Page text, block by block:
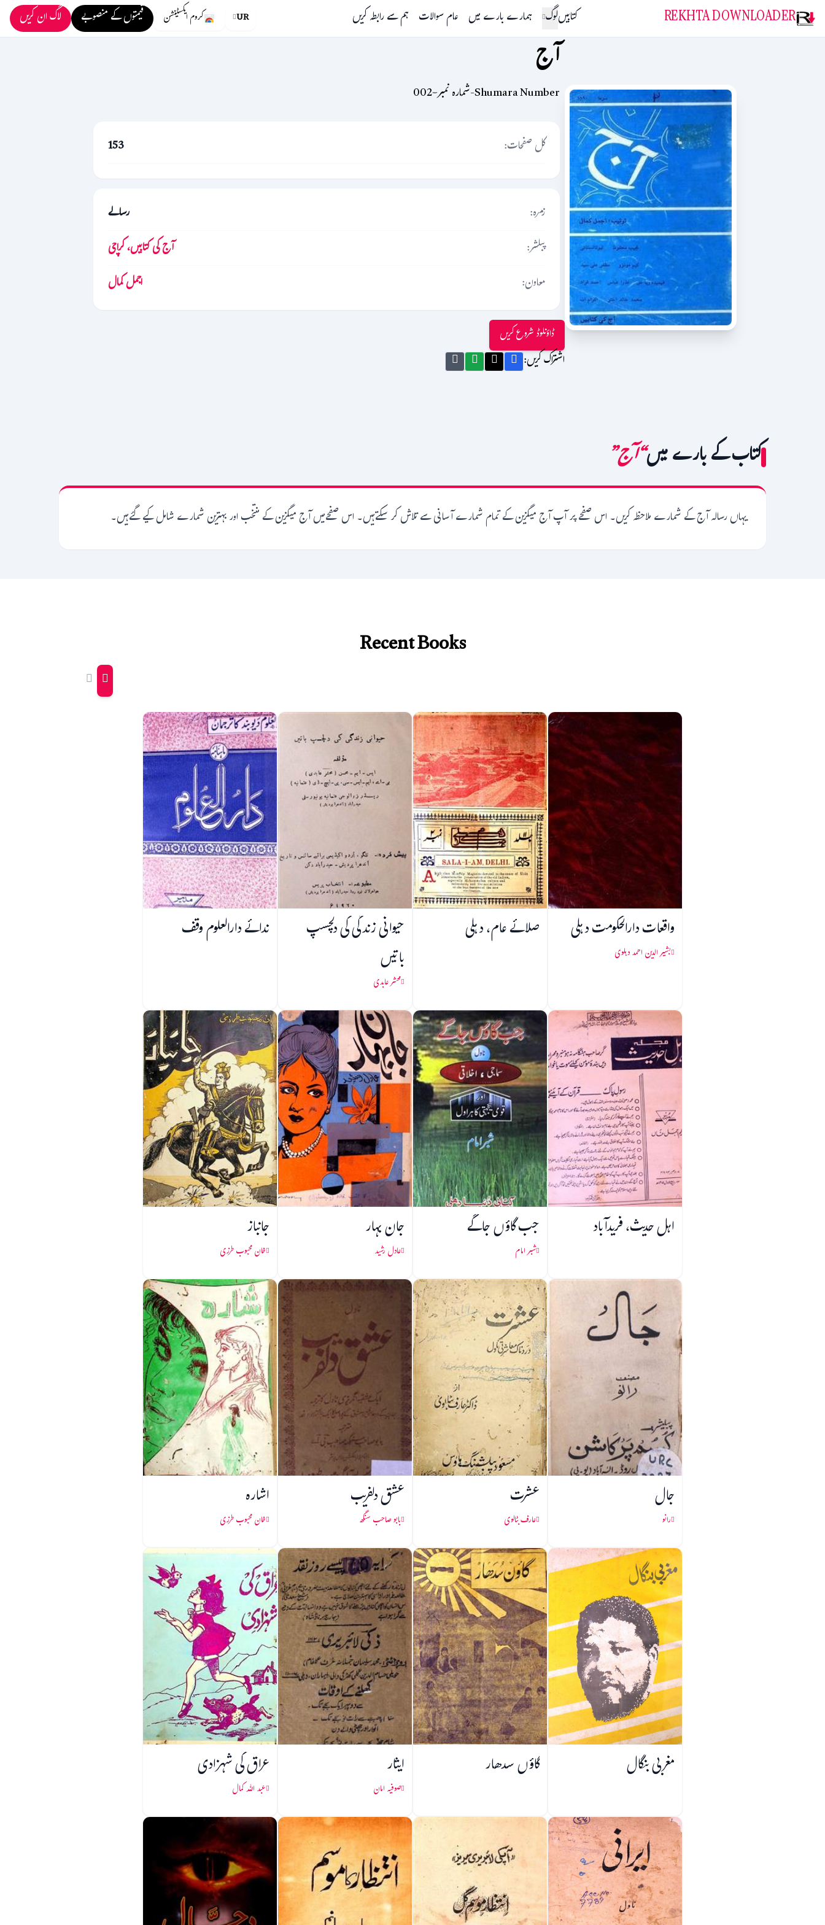
REKHTA DOWNLOADER کتابیںلوگ ہمارے بارے میں عام سوالات ہم سے رابطہ کریں UR کروم ایکسٹینشن قیمتوں کے منصوبے لاگ ان کریں
آج
Shumara Number-شمارہ نمبر-002
کل صفحات:
153
زمرہ:
رسالے
پبلشر:
آج کی کتابیں، کراچی
معاون:
اجمل کمال
ڈاؤنلوڈ شروع کریں
اشتراک کریں:
کتاب کے بارے میں“آج”
یہاں رسالہ آج کے شمارے ملاحظہ کریں۔ اس صفحے پر آپ آج میگزین کے تمام شمارے آسانی سے تلاش کر سکتےہیں۔ اس صفحےمیں آج میگزین کے منتخب اور بہترین شمارے شامل کیے گئےہیں۔
Recent Books
واقعات دارالحکومت دہلی
بشیر الدین احمد دہلوی
صلائے عام، دہلی حیوانی زندگی کی دلچسپ
باتیں
محشر عابدی
ندائے دارالعلوم وقف
اہل حدیث، فریدآباد جب گاؤں جاگے
شبر امام
جان بہار
عادل رشید
جانباز
خان محبوب طرزی
جال
رانو
عشرت
عارف بٹالوی
عشق دلفریب
بابو صاحب سنگھ
اشارہ
خان محبوب طرزی
مغربی بنگال گاؤں سدھار ایثار
صوفیہ امان
عراق کی شہزادی
عبد اللہ کمال